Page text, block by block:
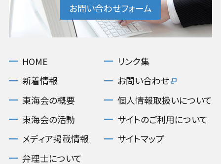
お問い合わせフォーム
HOME
新着情報
東海会の概要
東海会の活動
メディア掲載情報
弁理士について
リンク集
お問い合わせ
個人情報取扱いについて
サイトのご利用について
サイトマップ